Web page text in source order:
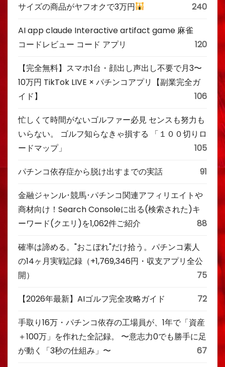
サイズの商品がヤフオクで3万円
240
AI app claude Interactive artifact game 麻雀
コードレビュー コード アプリ
120
【完全無料】スマホ1台・顔出し声出し不要で月3〜
10万円 TikTok LIVE × パチンコアプリ【副業完全ガ
イド】
106
忙しくて時間がないゴルファー必見 センスも努力も
いらない。 ゴルフ知らなきゃ損する 「１００切りロ
ードマップ」
105
パチンコ依存症から脱け出すまでの実話 91
金融ジャンル･競馬･パチンコ関連アフィリエイトや
商材向け！Search Consoleに出る(検索された)キ
ーワード(クエリ)を1,062件ご紹介
88
確率は諦める。"おこぼれ"だけ拾う。パチンコ素人
の14ヶ月実戦記録（+1,769,346円・収支アプリ全公
開）
75
【2026年最新】AIゴルフ完全攻略ガイド 72
手取り16万・パチンコ依存の工場員が、1年で「資産
＋100万」を作れた全記録。 〜意志力0でも勝手に足
が動く「3秒の仕組み」〜
67